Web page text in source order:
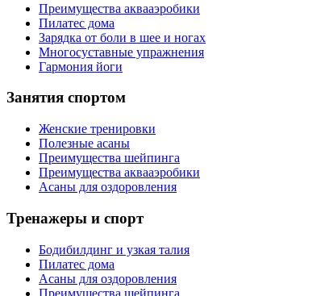
Преимущества аквааэробики
Пилатес дома
Зарядка от боли в шее и ногах
Многосуставные упражнения
Гармония йоги
Занятия спортом
Женские тренировки
Полезные асаны
Преимущества шейпинга
Преимущества аквааэробики
Асаны для оздоровления
Тренажеры и спорт
Бодибилдинг и узкая талия
Пилатес дома
Асаны для оздоровления
Преимущества шейпинга